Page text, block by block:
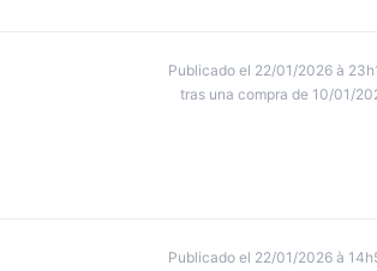
Publicado el 22/01/2026 à
tras una compra de 10/01/
Publicado el 22/01/2026 à